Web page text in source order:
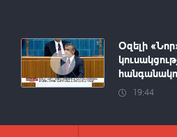
Օզելի
19:44